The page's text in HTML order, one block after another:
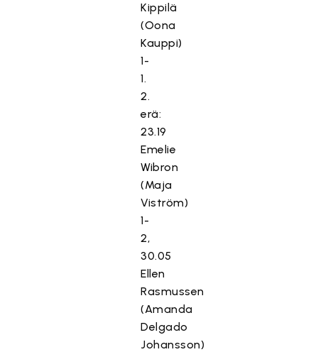
Kippilä
(Oona
Kauppi)
1-
1.
2.
erä:
23.19
Emelie
Wibron
(Maja
Viström)
1-
2,
30.05
Ellen
Rasmussen
(Amanda
Delgado
Johansson)